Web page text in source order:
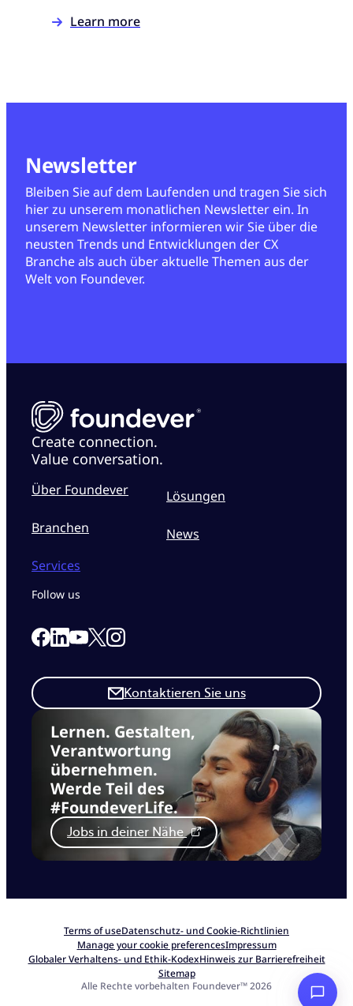
Learn more
Newsletter
Bleiben Sie auf dem Laufenden und tragen Sie sich
hier zu unserem monatlichen Newsletter ein. In
unserem Newsletter informieren wir Sie über die
neusten Trends und Entwicklungen der CX
Branche als auch über aktuelle Themen aus der
Welt von Foundever.
Create connection.
Value conversation.
Über Foundever
Branchen
Services
Lösungen
News
Lernen. Gestalten,
Verantwortung
übernehmen.
Werde Teil des
#FoundeverLife.
Jobs in deiner Nähe
Kontaktieren Sie uns
Follow us
Link to our Facebook page
Link to our Linkedin page
Link to our Youtube page
Link to our X page
Link to our Instagram page
Terms of useDatenschutz- und Cookie-Richtlinien
Manage your cookie preferencesImpressum
Globaler Verhaltens- und Ethik-KodexHinweis zur Barrierefreiheit
Sitemap
Alle Rechte vorbehalten Foundever™ 2026